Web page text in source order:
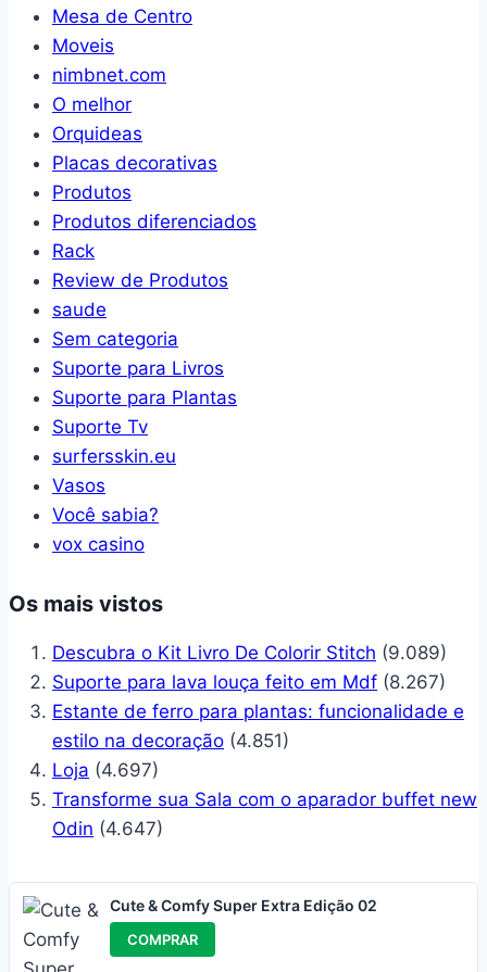
Mesa de Centro
Moveis
nimbnet.com
O melhor
Orquideas
Placas decorativas
Produtos
Produtos diferenciados
Rack
Review de Produtos
saude
Sem categoria
Suporte para Livros
Suporte para Plantas
Suporte Tv
surfersskin.eu
Vasos
Você sabia?
vox casino
Os mais vistos
Descubra o Kit Livro De Colorir Stitch (9.089)
Suporte para lava louça feito em Mdf (8.267)
Estante de ferro para plantas: funcionalidade e
estilo na decoração (4.851)
Loja (4.697)
Transforme sua Sala com o aparador buffet new
Odin (4.647)
Cute & Comfy Super Extra Edição 02
COMPRAR